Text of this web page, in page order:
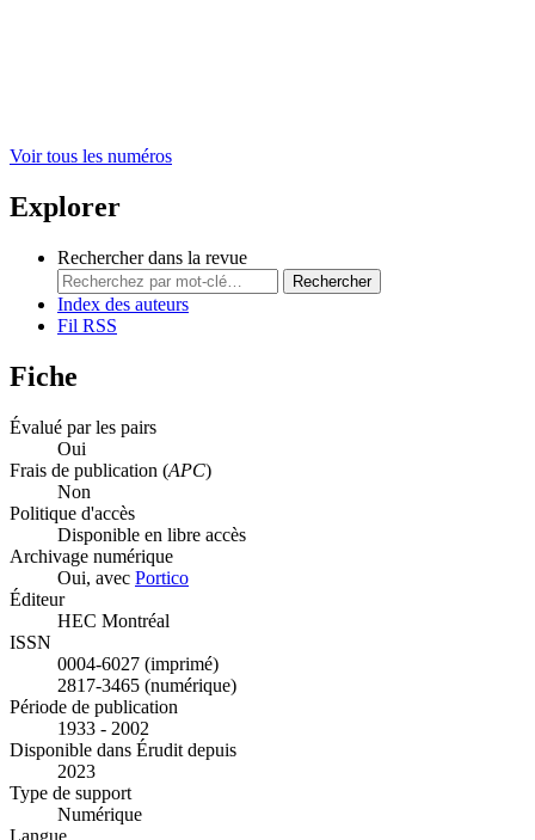
Voir tous les numéros
Explorer
Rechercher dans la revue
Rechercher
Index des auteurs
Fil RSS
Fiche
Évalué par les pairs
Oui
Frais de publication (APC)
Non
Politique d'accès
Disponible en libre accès
Archivage numérique
Oui, avec Portico
Éditeur
HEC Montréal
ISSN
0004-6027 (imprimé)
2817-3465 (numérique)
Période de publication
1933 - 2002
Disponible dans Érudit depuis
2023
Type de support
Numérique
Langue